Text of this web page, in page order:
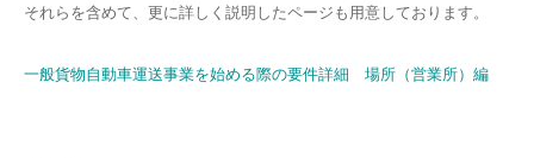
それらを含めて、更に詳しく説明したページも用意しております。
一般貨物自動車運送事業を始める際の要件詳細 場所（営業所）編